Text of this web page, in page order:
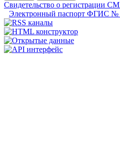
Свидетельство о регистрации
Электронный паспорт ФГИС №